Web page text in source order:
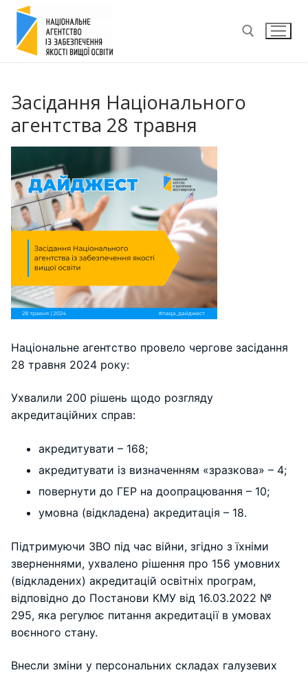
Перейти
вмісту
Засідання Національного
агентства 28 травня
Національне агентство провело чергове засідання
28 травня 2024 року:
Ухвалили 200 рішень щодо розгляду
акредитаційних справ:
акредитувати – 168;
акредитувати із визначенням «зразкова» – 4;
повернути до ГЕР на доопрацювання – 10;
умовна (відкладена) акредитація – 18.
Підтримуючи ЗВО під час війни, згідно з їхніми
зверненнями, ухвалено рішення про 156 умовних
(відкладених) акредитацій освітніх програм,
відповідно до Постанови КМУ від 16.03.2022 №
295, яка регулює питання акредитації в умовах
воєнного стану.
Внесли зміни у персональних складах галузевих